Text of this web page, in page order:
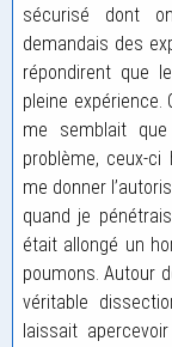
sécurisé dont
demandais des
répondirent que
pleine expérience.
me semblait
problème, ceux-
me donner
quand je
était allongé un
poumons. Autour
véritable
laissait